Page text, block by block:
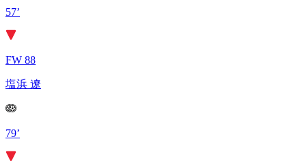
57’
FW 88
塩浜 遼
79’